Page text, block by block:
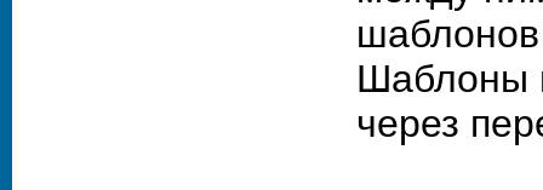
Шаблоны
через